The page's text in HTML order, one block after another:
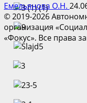
Емельянова О.Н.
© 2019-2026
организация
«Фокус». Все права